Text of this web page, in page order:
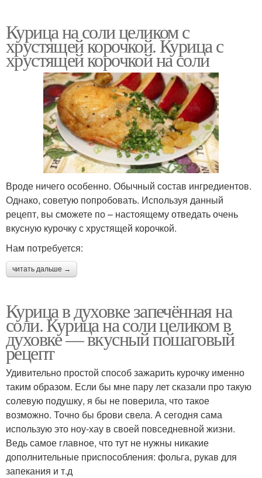
Курица на соли целиком с
хрустящей корочкой. Курица с
хрустящей корочкой на соли
Вроде ничего особенно. Обычный состав ингредиентов.
Однако, советую попробовать. Используя данный
рецепт, вы сможете по – настоящему отведать очень
вкусную курочку с хрустящей корочкой.
Нам потребуется:
читать дальше →
Курица в духовке запечённая на
соли. Курица на соли целиком в
духовке — вкусный пошаговый
рецепт
Удивительно простой способ зажарить курочку именно
таким образом. Если бы мне пару лет сказали про такую
солевую подушку, я бы не поверила, что такое
возможно. Точно бы брови свела. А сегодня сама
использую это ноу-хау в своей повседневной жизни.
Ведь самое главное, что тут не нужны никакие
дополнительные приспособления: фольга, рукав для
запекания и т.д